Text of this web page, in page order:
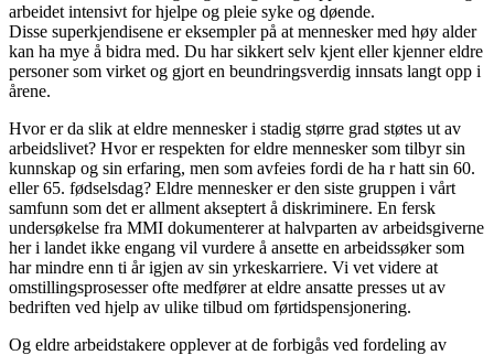
arbeidet intensivt for hjelpe og pleie syke og døende.
Disse superkjendisene er eksempler på at mennesker med høy alder
kan ha mye å bidra med. Du har sikkert selv kjent eller kjenner eldre
personer som virket og gjort en beundringsverdig innsats langt opp i
årene.
Hvor er da slik at eldre mennesker i stadig større grad støtes ut av
arbeidslivet? Hvor er respekten for eldre mennesker som tilbyr sin
kunnskap og sin erfaring, men som avfeies fordi de ha r hatt sin 60.
eller 65. fødselsdag? Eldre mennesker er den siste gruppen i vårt
samfunn som det er allment akseptert å diskriminere. En fersk
undersøkelse fra MMI dokumenterer at halvparten av arbeidsgiverne
her i landet ikke engang vil vurdere å ansette en arbeidssøker som
har mindre enn ti år igjen av sin yrkeskarriere. Vi vet videre at
omstillingsprosesser ofte medfører at eldre ansatte presses ut av
bedriften ved hjelp av ulike tilbud om førtidspensjonering.
Og eldre arbeidstakere opplever at de forbigås ved fordeling av